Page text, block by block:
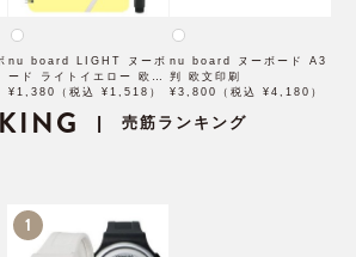
nu board LIGHT ヌーボ
ード ライトイエロー 欧文
印刷
¥1,380（税込 ¥1,518）
nu board ヌーボード A3
判 欧文印刷
¥3,800（税込 ¥4,180）
| 売筋ランキング
1